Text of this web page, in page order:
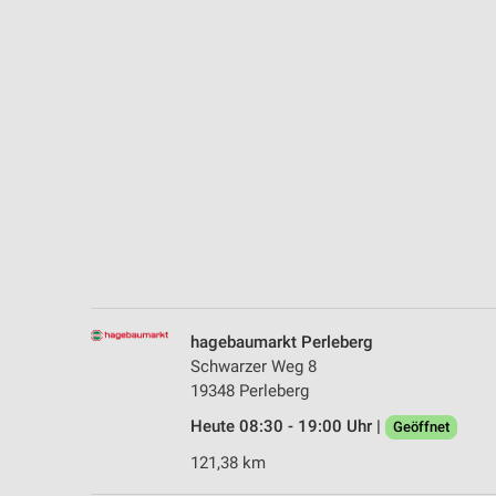
hagebaumarkt Perleberg
Schwarzer Weg 8
19348 Perleberg
Heute 08:30 - 19:00 Uhr |
Geöffnet
121,38 km